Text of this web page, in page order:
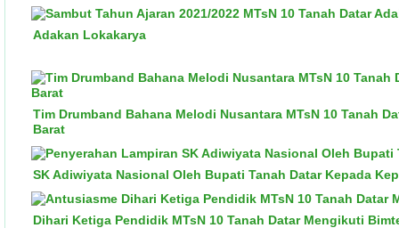
Adakan Lokakarya
Tim Drumband Bahana Melodi Nusantara MTsN 10 Tanah
Barat
SK Adiwiyata Nasional Oleh Bupati Tanah Datar Kepada
Dihari Ketiga Pendidik MTsN 10 Tanah Datar Mengikuti